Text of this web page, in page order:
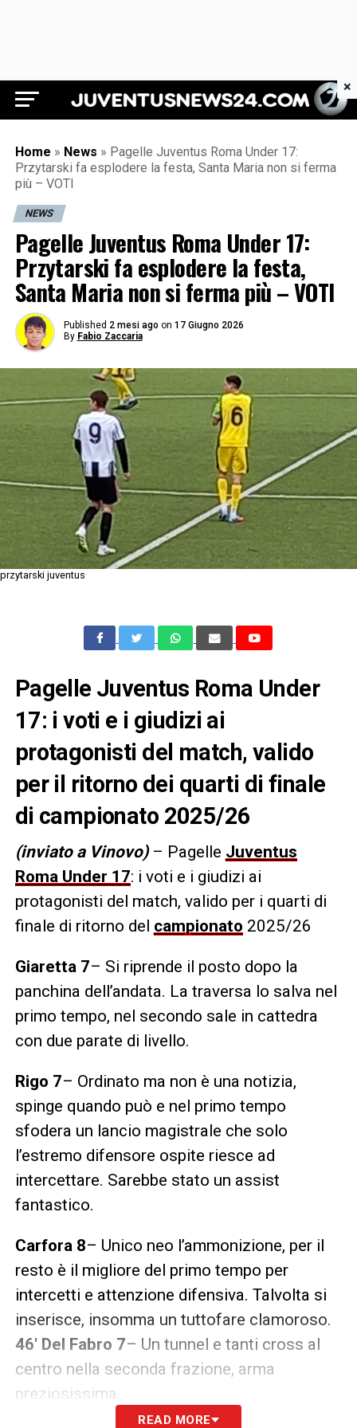
Juventus News 24
Home » News » Pagelle Juventus Roma Under 17:
Przytarski fa esplodere la festa, Santa Maria non si ferma
più – VOTI
NEWS
Pagelle Juventus Roma Under 17:
Przytarski fa esplodere la festa,
Santa Maria non si ferma più – VOTI
Published 2 mesi ago on 17 Giugno 2026
By Fabio Zaccaria
przytarski juventus
Pagelle Juventus Roma Under
17: i voti e i giudizi ai
protagonisti del match, valido
per il ritorno dei quarti di finale
di campionato 2025/26
(inviato a Vinovo)– Pagelle Juventus
Roma Under 17: i voti e i giudizi ai
protagonisti del match, valido per i quarti di
finale di ritorno del campionato 2025/26
Giaretta 7– Si riprende il posto dopo la
panchina dell’andata. La traversa lo salva nel
primo tempo, nel secondo sale in cattedra
con due parate di livello.
Rigo 7– Ordinato ma non è una notizia,
spinge quando può e nel primo tempo
sfodera un lancio magistrale che solo
l’estremo difensore ospite riesce ad
intercettare. Sarebbe stato un assist
fantastico.
Carfora 8– Unico neo l’ammonizione, per il
resto è il migliore del primo tempo per
intercetti e attenzione difensiva. Talvolta si
inserisce, insomma un tuttofare clamoroso.
46′ Del Fabro 7– Un tunnel e tanti cross al
centro nella seconda frazione, arma
preziosissima.
READ MORE
×